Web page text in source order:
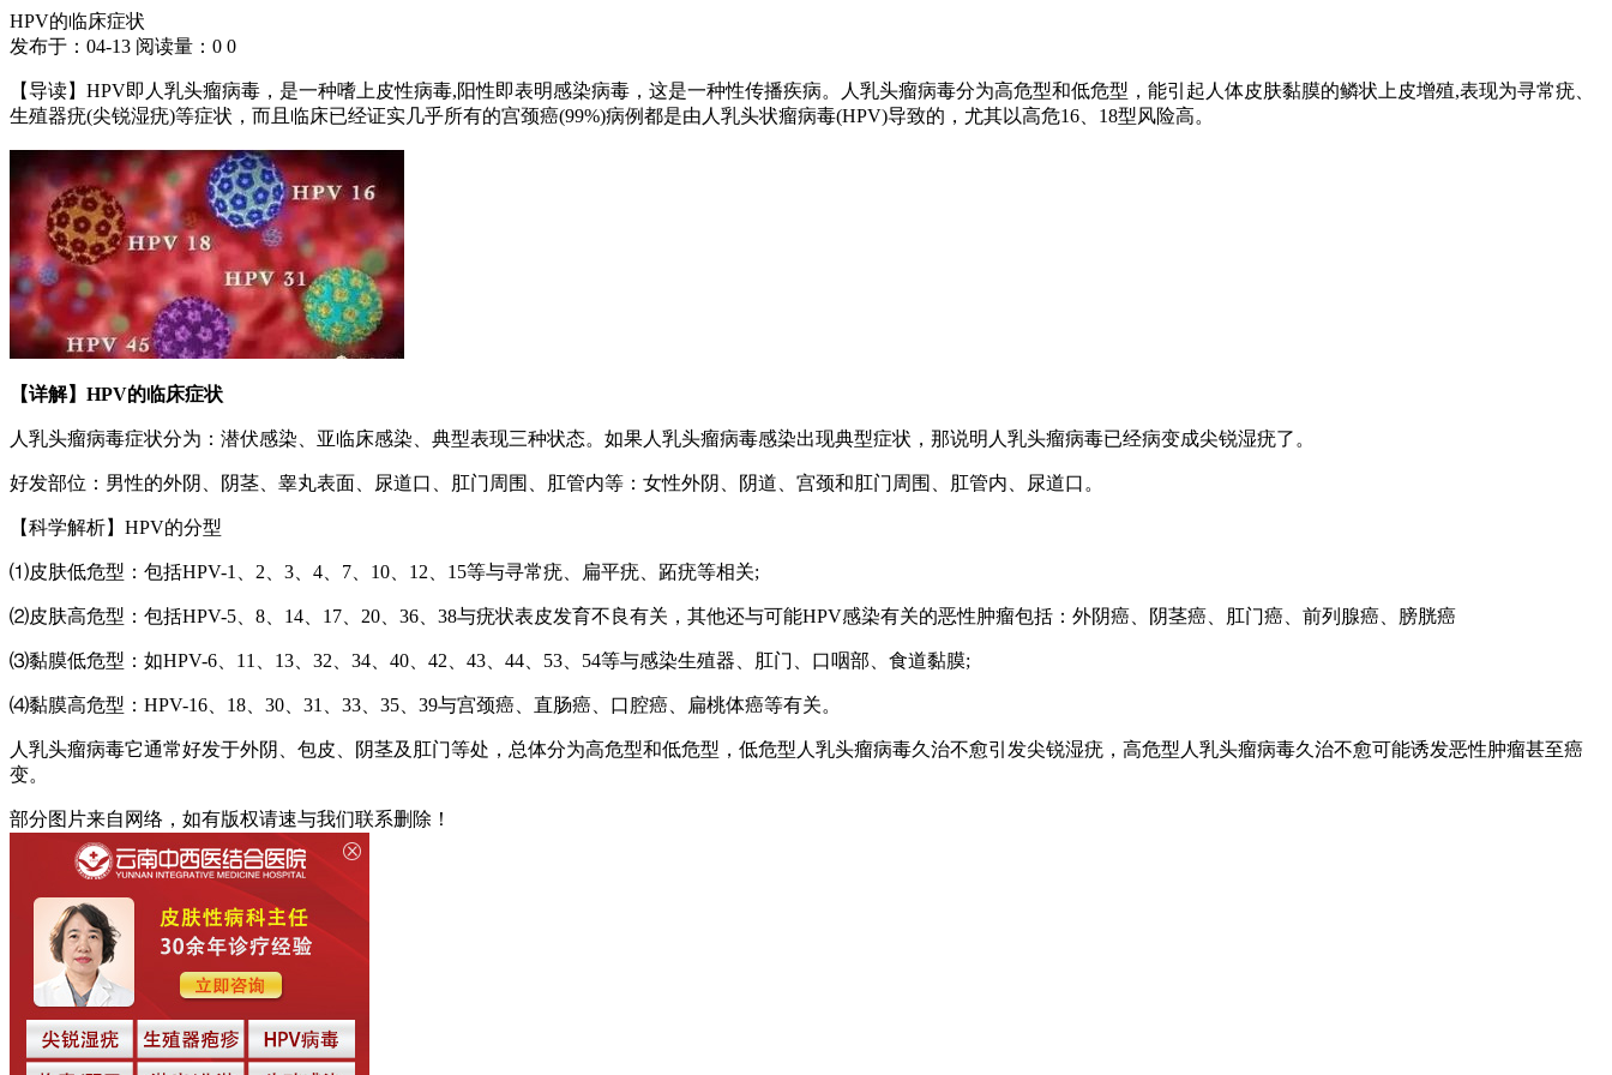
HPV的临床症状
发布于：04-13 阅读量： 0 0
【导读】HPV即人乳头瘤病毒，是一种嗜上皮性病毒,阳性即表明感染病毒，这是一种性传播疾病。人乳头瘤病毒分为高危型和低危型，能引起人体皮肤黏膜的鳞状上皮增殖,表现为寻常疣、
生殖器疣(尖锐湿疣)等症状，而且临床已经证实几乎所有的宫颈癌(99%)病例都是由人乳头状瘤病毒(HPV)导致的，尤其以高危16、18型风险高。
【详解】HPV的临床症状
人乳头瘤病毒症状分为：潜伏感染、亚临床感染、典型表现三种状态。如果人乳头瘤病毒感染出现典型症状，那说明人乳头瘤病毒已经病变成尖锐湿疣了。
好发部位：男性的外阴、阴茎、睾丸表面、尿道口、肛门周围、肛管内等：女性外阴、阴道、宫颈和肛门周围、肛管内、尿道口。
【科学解析】HPV的分型
⑴皮肤低危型：包括HPV-1、2、3、4、7、10、12、15等与寻常疣、扁平疣、跖疣等相关;
⑵皮肤高危型：包括HPV-5、8、14、17、20、36、38与疣状表皮发育不良有关，其他还与可能HPV感染有关的恶性肿瘤包括：外阴癌、阴茎癌、肛门癌、前列腺癌、膀胱癌
⑶黏膜低危型：如HPV-6、11、13、32、34、40、42、43、44、53、54等与感染生殖器、肛门、口咽部、食道黏膜;
⑷黏膜高危型：HPV-16、18、30、31、33、35、39与宫颈癌、直肠癌、口腔癌、扁桃体癌等有关。
人乳头瘤病毒它通常好发于外阴、包皮、阴茎及肛门等处，总体分为高危型和低危型，低危型人乳头瘤病毒久治不愈引发尖锐湿疣，高危型人乳头瘤病毒久治不愈可能诱发恶性肿瘤甚至癌
变。
部分图片来自网络，如有版权请速与我们联系删除！